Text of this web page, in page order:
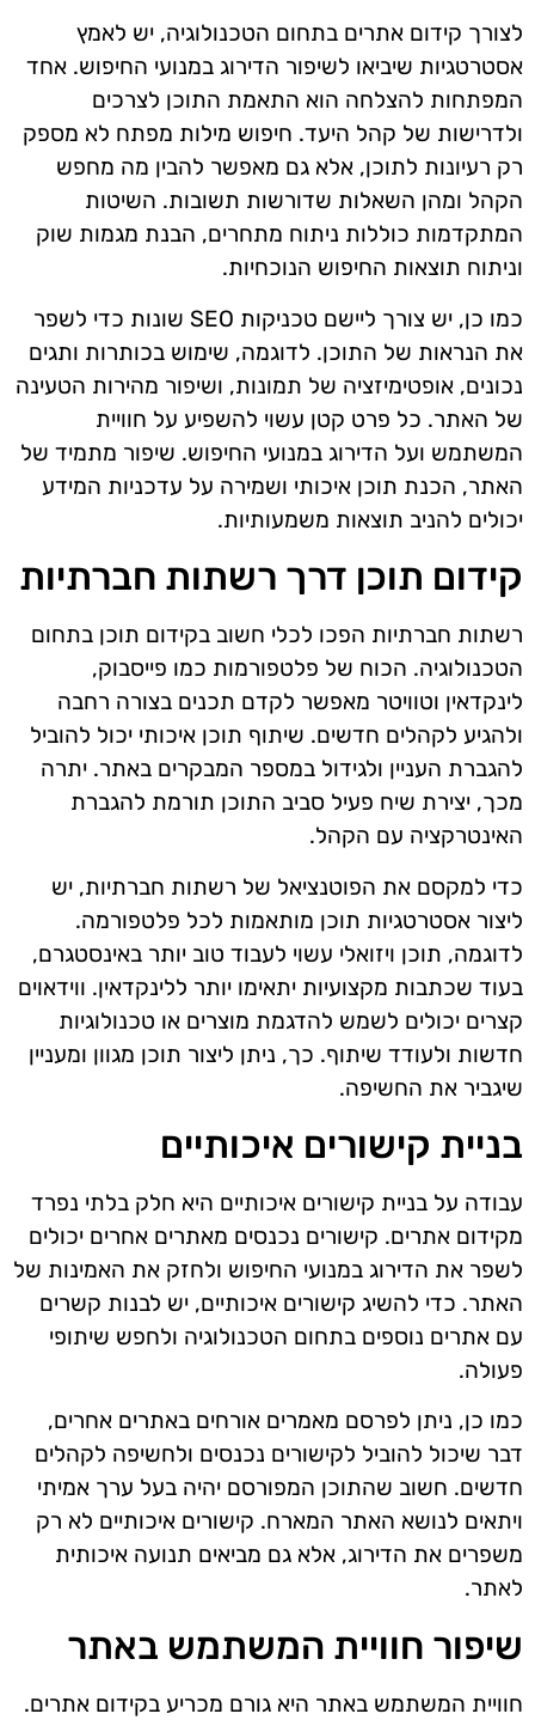
לצורך קידום אתרים בתחום הטכנולוגיה, יש לאמץ
אסטרטגיות שיביאו לשיפור הדירוג במנועי החיפוש. אחד
המפתחות להצלחה הוא התאמת התוכן לצרכים
ולדרישות של קהל היעד. חיפוש מילות מפתח לא מספק
רק רעיונות לתוכן, אלא גם מאפשר להבין מה מחפש
הקהל ומהן השאלות שדורשות תשובות. השיטות
המתקדמות כוללות ניתוח מתחרים, הבנת מגמות שוק
וניתוח תוצאות החיפוש הנוכחיות.
כמו כן, יש צורך ליישם טכניקות SEO שונות כדי לשפר
את הנראות של התוכן. לדוגמה, שימוש בכותרות ותגים
נכונים, אופטימיזציה של תמונות, ושיפור מהירות הטעינה
של האתר. כל פרט קטן עשוי להשפיע על חוויית
המשתמש ועל הדירוג במנועי החיפוש. שיפור מתמיד של
האתר, הכנת תוכן איכותי ושמירה על עדכניות המידע
יכולים להניב תוצאות משמעותיות.
קידום תוכן דרך רשתות חברתיות
רשתות חברתיות הפכו לכלי חשוב בקידום תוכן בתחום
הטכנולוגיה. הכוח של פלטפורמות כמו פייסבוק,
לינקדאין וטוויטר מאפשר לקדם תכנים בצורה רחבה
ולהגיע לקהלים חדשים. שיתוף תוכן איכותי יכול להוביל
להגברת העניין ולגידול במספר המבקרים באתר. יתרה
מכך, יצירת שיח פעיל סביב התוכן תורמת להגברת
האינטרקציה עם הקהל.
כדי למקסם את הפוטנציאל של רשתות חברתיות, יש
ליצור אסטרטגיות תוכן מותאמות לכל פלטפורמה.
לדוגמה, תוכן ויזואלי עשוי לעבוד טוב יותר באינסטגרם,
בעוד שכתבות מקצועיות יתאימו יותר ללינקדאין. ווידאוים
קצרים יכולים לשמש להדגמת מוצרים או טכנולוגיות
חדשות ולעודד שיתוף. כך, ניתן ליצור תוכן מגוון ומעניין
שיגביר את החשיפה.
בניית קישורים איכותיים
עבודה על בניית קישורים איכותיים היא חלק בלתי נפרד
מקידום אתרים. קישורים נכנסים מאתרים אחרים יכולים
לשפר את הדירוג במנועי החיפוש ולחזק את האמינות של
האתר. כדי להשיג קישורים איכותיים, יש לבנות קשרים
עם אתרים נוספים בתחום הטכנולוגיה ולחפש שיתופי
פעולה.
כמו כן, ניתן לפרסם מאמרים אורחים באתרים אחרים,
דבר שיכול להוביל לקישורים נכנסים ולחשיפה לקהלים
חדשים. חשוב שהתוכן המפורסם יהיה בעל ערך אמיתי
ויתאים לנושא האתר המארח. קישורים איכותיים לא רק
משפרים את הדירוג, אלא גם מביאים תנועה איכותית
לאתר.
שיפור חוויית המשתמש באתר
חוויית המשתמש באתר היא גורם מכריע בקידום אתרים.